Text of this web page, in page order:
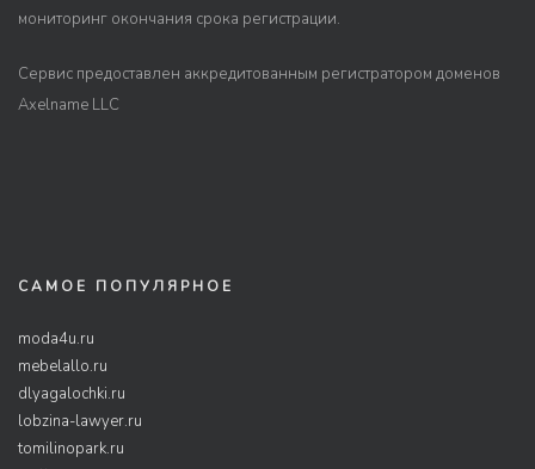
мониторинг окончания срока регистрации.
Сервис предоставлен аккредитованным регистратором доменов
Axelname LLC
САМОЕ ПОПУЛЯРНОЕ
moda4u.ru
mebelallo.ru
dlyagalochki.ru
lobzina-lawyer.ru
tomilinopark.ru